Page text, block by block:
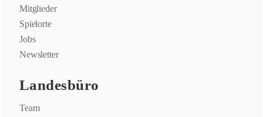
Mitglieder
Spielorte
Jobs
Newsletter
Landesbüro
Team